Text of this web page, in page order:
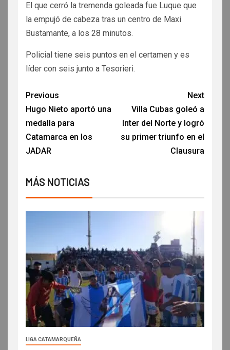
El que cerró la tremenda goleada fue Luque que
la empujó de cabeza tras un centro de Maxi
Bustamante, a los 28 minutos.
Policial tiene seis puntos en el certamen y es
líder con seis junto a Tesorieri.
Previous
Hugo Nieto aportó una
medalla para
Catamarca en los
JADAR
Next
Villa Cubas goleó a
Inter del Norte y logró
su primer triunfo en el
Clausura
MÁS NOTICIAS
LIGA CATAMARQUEÑA